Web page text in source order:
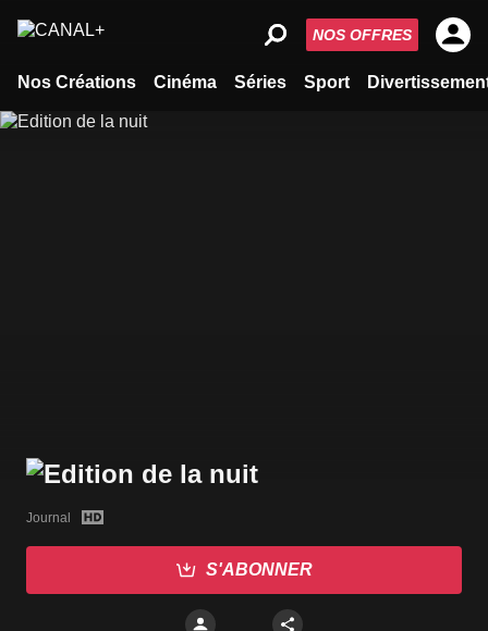
Nos Créations Cinéma Séries Sport
NOS OFFRES
Journal
S'ABONNER